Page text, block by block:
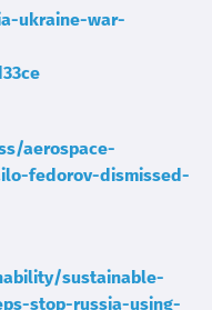
ukraine-war-
aerospace-
fedorov-dismissed-
sustainable-
stop-russia-using-